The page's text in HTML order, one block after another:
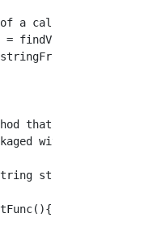
a call to a native
=
that is implemented
with this
stringFromJNI();